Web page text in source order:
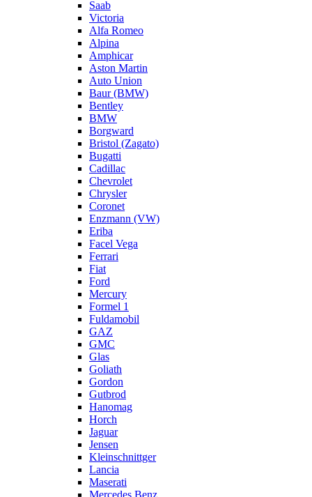
Saab
Victoria
Alfa Romeo
Alpina
Amphicar
Aston Martin
Auto Union
Baur (BMW)
Bentley
BMW
Borgward
Bristol (Zagato)
Bugatti
Cadillac
Chevrolet
Chrysler
Coronet
Enzmann (VW)
Eriba
Facel Vega
Ferrari
Fiat
Ford
Mercury
Formel 1
Fuldamobil
GAZ
GMC
Glas
Goliath
Gordon
Gutbrod
Hanomag
Horch
Jaguar
Jensen
Kleinschnittger
Lancia
Maserati
Mercedes Benz